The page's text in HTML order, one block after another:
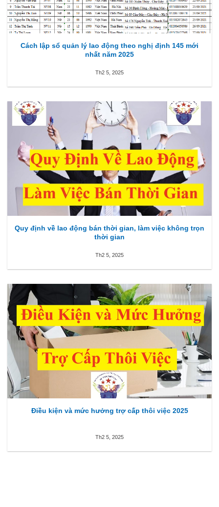
Cách lập sổ quản lý lao động theo nghị định 145 mới
nhất năm 2025
Th2 5, 2025
Quy định về lao động bán thời gian, làm việc không trọn
thời gian
Th2 5, 2025
Điều kiện và mức hưởng trợ cấp thôi việc 2025
Th2 5, 2025